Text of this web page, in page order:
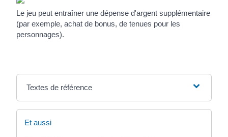
Le jeu peut entraîner une dépense d'argent supplémentaire
(par exemple, achat de bonus, de tenues pour les
personnages).
Textes de référence
Et aussi